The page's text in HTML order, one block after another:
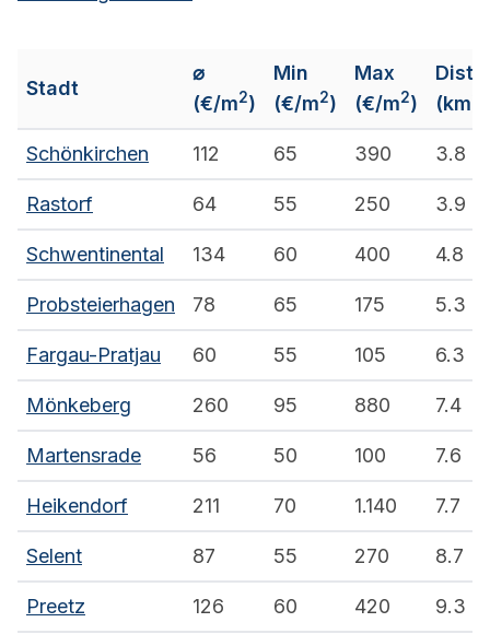
Stadt
⌀
(€/m2)
Min
(€/m2)
Max
(€/m2)
(km)
Schönkirchen 112 65 390 3.8
Rastorf 64 55 250 3.9
Schwentinental 134 60 400 4.8
Probsteierhagen 78 65 175 5.3
Fargau-Pratjau 60 55 105 6.3
Mönkeberg 260 95 880 7.4
Martensrade 56 50 100 7.6
Heikendorf 211 70 1.140 7.7
Selent 87 55 270 8.7
Preetz 126 60 420 9.3